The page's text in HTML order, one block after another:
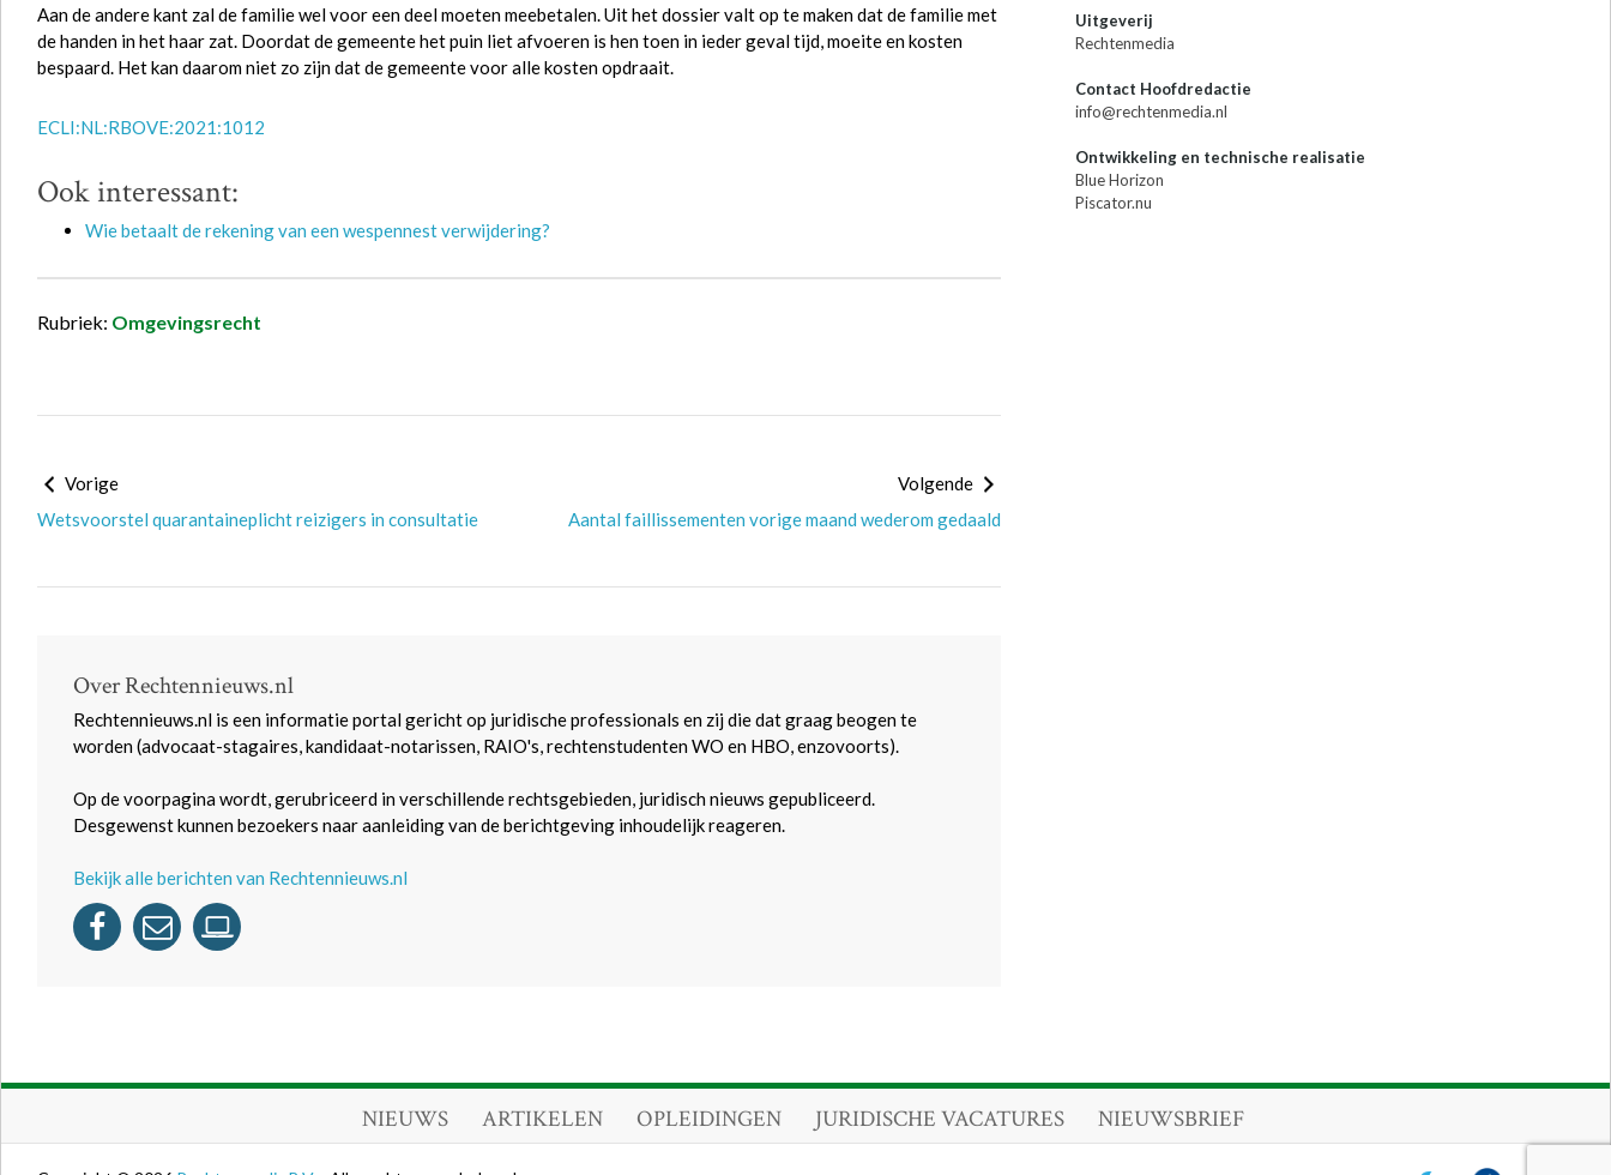
Aan de andere kant zal de familie wel voor een deel moeten meebetalen. Uit het dossier valt op te maken dat de familie met
de handen in het haar zat. Doordat de gemeente het puin liet afvoeren is hen toen in ieder geval tijd, moeite en kosten
bespaard. Het kan daarom niet zo zijn dat de gemeente voor alle kosten opdraait.
ECLI:NL:RBOVE:2021:1012
Ook interessant:
Wie betaalt de rekening van een wespennest verwijdering?
Rubriek: Omgevingsrecht
Vorige
Wetsvoorstel quarantaineplicht reizigers in consultatie
Volgende
Aantal faillissementen vorige maand wederom gedaald
Over Rechtennieuws.nl
Rechtennieuws.nl is een informatie portal gericht op juridische professionals en zij die dat graag beogen te
worden (advocaat-stagaires, kandidaat-notarissen, RAIO's, rechtenstudenten WO en HBO, enzovoorts).
Op de voorpagina wordt, gerubriceerd in verschillende rechtsgebieden, juridisch nieuws gepubliceerd.
Desgewenst kunnen bezoekers naar aanleiding van de berichtgeving inhoudelijk reageren.
Bekijk alle berichten van Rechtennieuws.nl
Uitgeverij
Rechtenmedia
Contact Hoofdredactie
info@rechtenmedia.nl
Ontwikkeling en technische realisatie
Blue Horizon
Piscator.nu
NIEUWS ARTIKELEN OPLEIDINGEN JURIDISCHE VACATURES NIEUWSBRIEF